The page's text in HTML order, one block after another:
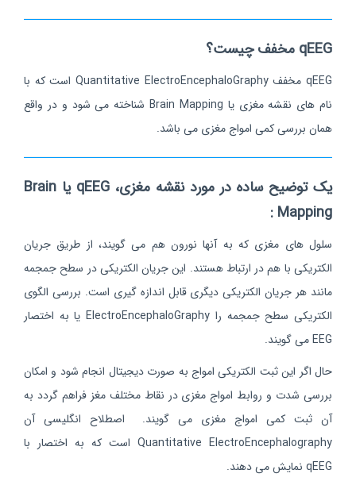
qEEG مخفف چیست؟
qEEG مخفف Quantitative ElectroEncephaloGraphy است که با
نام های نقشه مغزی یا Brain Mapping شناخته می شود و در واقع
همان بررسی کمی امواج مغزی می باشد.
یک توضیح ساده در مورد نقشه مغزی، qEEG یا Brain
Mapping :
سلول های مغزی که به آنها نورون هم می گویند، از طریق جریان
الکتریکی با هم در ارتباط هستند. این جریان الکتریکی در سطح جمجمه
مانند هر جریان الکتریکی دیگری قابل اندازه گیری است. بررسی الگوی
الکتریکی سطح جمجمه را ElectroEncephaloGraphy یا به اختصار
EEG می گویند.
حال اگر این ثبت الکتریکی امواج به صورت دیجیتال انجام شود و امکان
بررسی شدت و روابط امواج مغزی در نقاط مختلف مغز فراهم گردد به
آن ثبت کمی امواج مغزی می گویند. اصطلاح انگلیسی آن
Quantitative ElectroEncephalography است که به اختصار با
qEEG نمایش می دهند.